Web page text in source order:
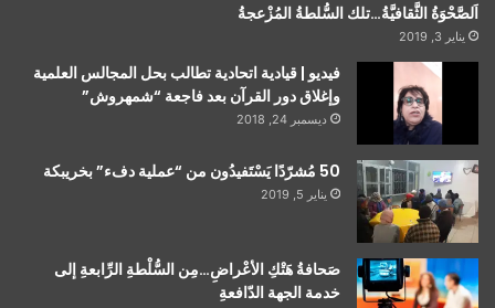
اَلصَّحْوَةُ الثَّقافيَّةُ…تلك السُّلطةُ المُزْعجةُ
يناير 3, 2019
فيديو | قيادية اتحادية تطالب بحل المجالس العلمية
وإغلاق دور القرآن بعد فاجعة “شمهروش”
ديسمبر 24, 2018
50 مُشرّدًا يَسْتَفيدُون من “عملية دفء” بخريبكة
يناير 5, 2019
صَحافةُ هَتْكِ الأعْراضِ…مِن السُّلْطةِ الرِّابعةِ إلى
خدمة الجهة الدّافعةِ